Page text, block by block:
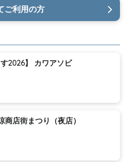
ご利用の方
す2026】 カワアソビ
商店街まつり（夜店）